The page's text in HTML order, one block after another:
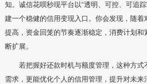
知。诚信花呗秒现平台以“透明、可控、可追
建一个稳健的信用变现入口。你会发现，随着
提高，资金回笼的节奏逐渐稳定，消费计划和
断扩展。
若把握好还款时机与额度管理，这种方式
需求，更能优化个人的信用管理，提升对未